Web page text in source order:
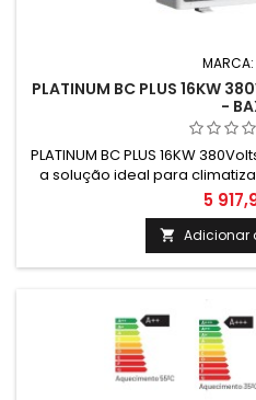
MARCA:
PLATINUM BC PLUS 16KW
-
PLATINUM BC PLUS 16KW
a solução ideal para
Com tecnologia de ponta e
conforto térmico e
residências e
5
 Adicionar